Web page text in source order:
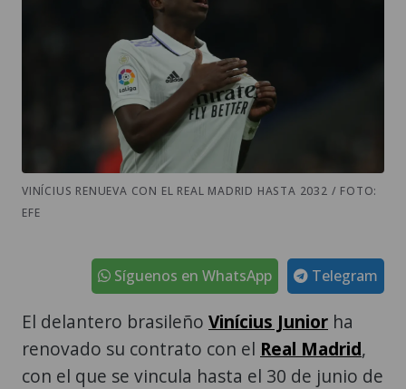
VINÍCIUS RENUEVA CON EL REAL MADRID HASTA 2032 / FOTO:
EFE
Telegram
Síguenos en WhatsApp
El delantero brasileño Vinícius Junior ha
renovado su contrato con el Real Madrid,
con el que se vincula hasta el 30 de junio de